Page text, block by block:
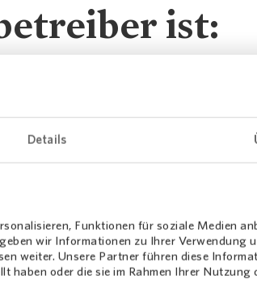
Details
Funktionen für soziale Medien
wir Informationen zu Ihrer Verwendung
weiter. Unsere Partner führen diese
haben oder die sie im Rahmen Ihrer Nutzung
ist: